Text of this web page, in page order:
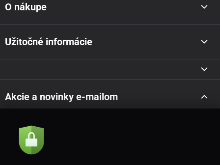
O nákupe
Užitočné informácie
Akcie a novinky e-mailom
Súhlasím so